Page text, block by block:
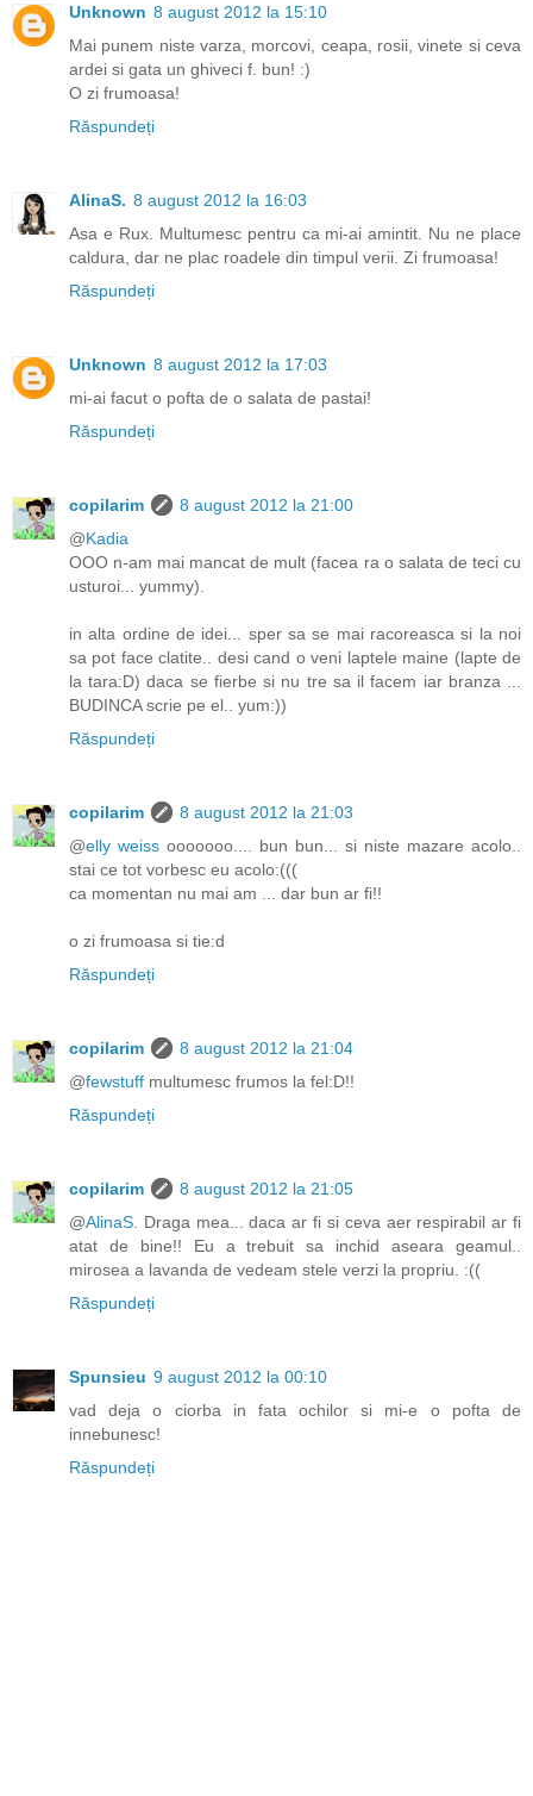
Unknown 8 august 2012 la 15:10
Mai punem niste varza, morcovi, ceapa, rosii, vinete si ceva
ardei si gata un ghiveci f. bun! :)
O zi frumoasa!
Răspundeți
AlinaS. 8 august 2012 la 16:03
Asa e Rux. Multumesc pentru ca mi-ai amintit. Nu ne place
caldura, dar ne plac roadele din timpul verii. Zi frumoasa!
Răspundeți
Unknown 8 august 2012 la 17:03
mi-ai facut o pofta de o salata de pastai!
Răspundeți
copilarim
8 august 2012 la 21:00
@Kadia
OOO n-am mai mancat de mult (facea ra o salata de teci cu
usturoi... yummy).
in alta ordine de idei... sper sa se mai racoreasca si la noi
sa pot face clatite.. desi cand o veni laptele maine (lapte de
la tara:D) daca se fierbe si nu tre sa il facem iar branza ...
BUDINCA scrie pe el.. yum:))
Răspundeți
copilarim
8 august 2012 la 21:03
@elly weiss ooooooo.... bun bun... si niste mazare acolo..
stai ce tot vorbesc eu acolo:(((
ca momentan nu mai am ... dar bun ar fi!!
o zi frumoasa si tie:d
Răspundeți
copilarim
8 august 2012 la 21:04
@fewstuff multumesc frumos la fel:D!!
Răspundeți
copilarim
8 august 2012 la 21:05
@AlinaS.
Draga mea... daca ar fi si ceva aer respirabil ar fi
atat de bine!! Eu a trebuit sa inchid aseara geamul..
mirosea a lavanda de vedeam stele verzi la propriu. :((
Răspundeți
Spunsieu 9 august 2012 la 00:10
vad deja o ciorba in fata ochilor si mi-e o pofta de
innebunesc!
Răspundeți